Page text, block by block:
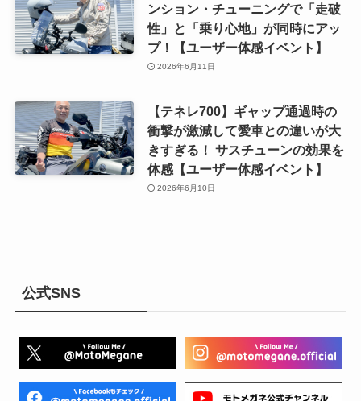
ンション・チューニングで「走破
性」と「乗り心地」が同時にアッ
プ！【ユーザー体感イベント】
2026年6月11日
【テネレ700】ギャップ通過時の
衝撃が激減して愛車との違いが大
きすぎる！ サスチューンの効果を
体感【ユーザー体感イベント】
2026年6月10日
公式SNS